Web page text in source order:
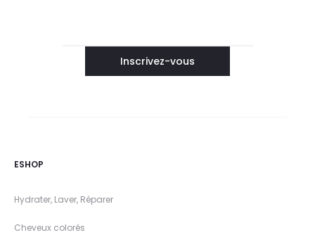
ESHOP
Hydrater, Laver, Réparer
Cheveux colorés